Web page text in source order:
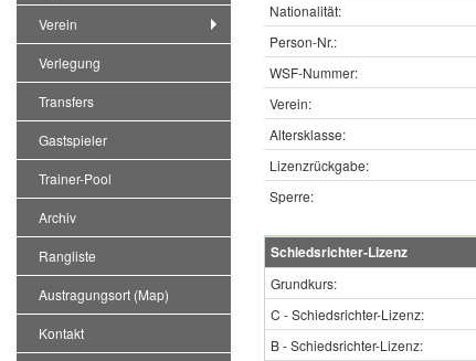
Verein
Verlegung
Transfers
Gastspieler
Trainer-Pool
Archiv
Rangliste
Austragungsort (Map)
Kontakt
Nationalität:
Person-Nr.:
WSF-Nummer:
Verein:
Altersklasse:
Lizenzrückgabe:
Sperre:
Schiedsrichter-Lizenz
Grundkurs:
C - Schiedsrichter-Lizenz:
B - Schiedsrichter-Lizenz: